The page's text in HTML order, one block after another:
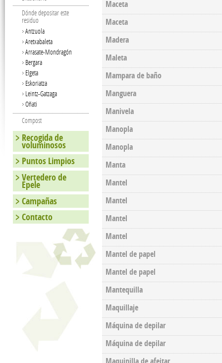
Maceta
Maceta
Madera
Maleta
Mampara de baño
Manguera
Manivela
Manopla
Manopla
Manta
Mantel
Mantel
Mantel
Mantel
Mantel de papel
Mantel de papel
Mantequilla
Maquillaje
Máquina de depilar
Máquina de depilar
Dónde depositar este
residuo
Antzuola
Aretxabaleta
Arrasate-Mondragón
Bergara
Elgeta
Eskoriatza
Leintz-Gatzaga
Oñati
Compost
Recogida de
voluminosos
Puntos Limpios
Vertedero de
Epele
Campañas
Contacto